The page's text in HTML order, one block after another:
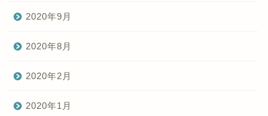
2020年9月
2020年8月
2020年2月
2020年1月